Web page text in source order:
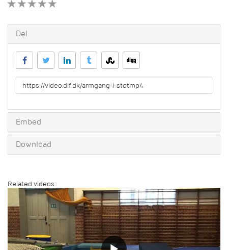
Del
URL
to
Embed
Download
Related videos